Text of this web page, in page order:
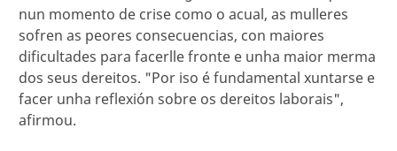
nun momento de crise como o acual, as mulleres
sofren as peores consecuencias, con maiores
dificultades para facerlle fronte e unha maior merma
dos seus dereitos. "Por iso é fundamental xuntarse e
facer unha reflexión sobre os dereitos laborais",
afirmou.